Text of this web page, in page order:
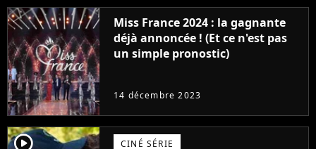
Miss France 2024 : la gagnante
déjà annoncée ! (Et ce n'est pas
un simple pronostic)
14 décembre 2023
player2 CINÉ SÉRIE